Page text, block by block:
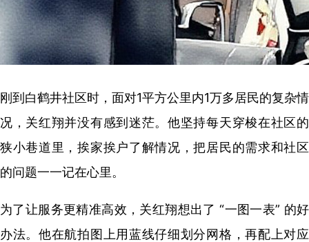
刚到白鹤井社区时，面对1平方公里内1万多居民的复杂情
况，关红翔并没有感到迷茫。他坚持每天穿梭在社区的
狭小巷道里，挨家挨户了解情况，把居民的需求和社区
的问题一一记在心里。
为了让服务更精准高效，关红翔想出了 “一图一表” 的好
办法。他在航拍图上用蓝线仔细划分网格，再配上对应